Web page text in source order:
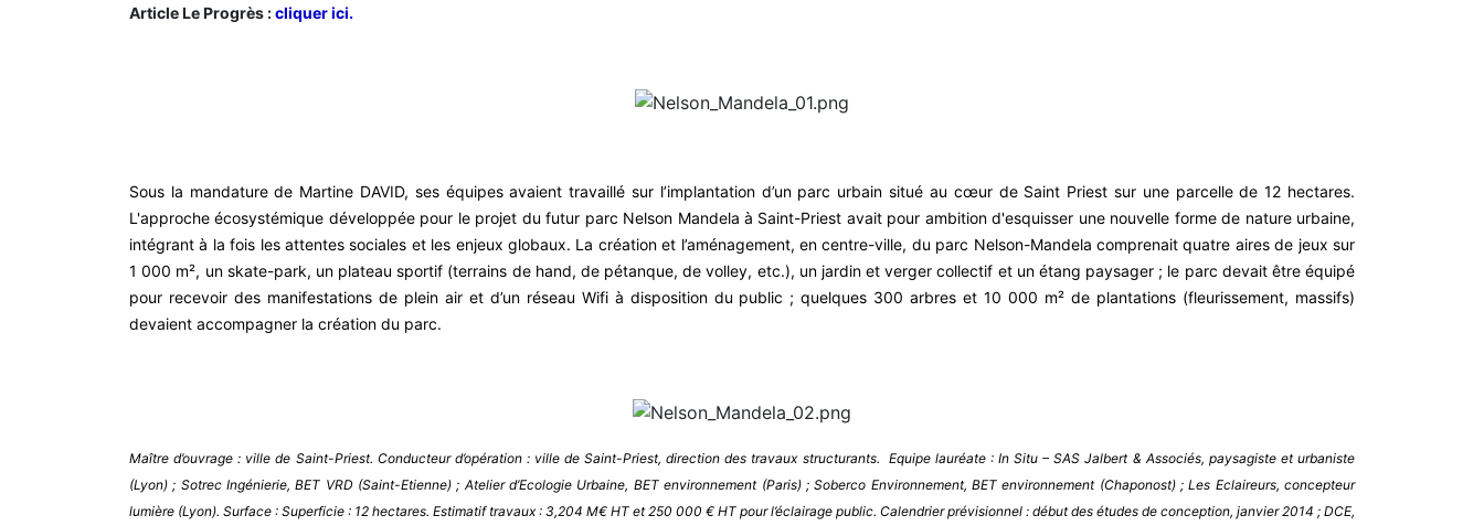
Article Le Progrès :cliquer ici.
Sous la mandature de Martine DAVID, ses équipes avaient travaillé sur l’implantation d’un parc urbain situé au cœur de Saint Priest sur une parcelle de 12 hectares.
L'approche écosystémique développée pour le projet du futur parc Nelson Mandela à Saint-Priest avait pour ambition d'esquisser une nouvelle forme de nature urbaine,
intégrant à la fois les attentes sociales et les enjeux globaux. La création et l’aménagement, en centre-ville, du parc Nelson-Mandela comprenait quatre aires de jeux sur
1 000 m², un skate-park, un plateau sportif (terrains de hand, de pétanque, de volley, etc.), un jardin et verger collectif et un étang paysager ; le parc devait être équipé
pour recevoir des manifestations de plein air et d’un réseau Wifi à disposition du public ; quelques 300 arbres et 10 000 m² de plantations (fleurissement, massifs)
devaient accompagner la création du parc.
Maître d’ouvrage : ville de Saint-Priest. Conducteur d’opération : ville de Saint-Priest, direction des travaux structurants. Equipe lauréate : In Situ – SAS Jalbert & Associés, paysagiste et urbaniste
(Lyon) ; Sotrec Ingénierie, BET VRD (Saint-Etienne) ; Atelier d’Ecologie Urbaine, BET environnement (Paris) ; Soberco Environnement, BET environnement (Chaponost) ; Les Eclaireurs, concepteur
lumière (Lyon). Surface : Superficie : 12 hectares. Estimatif travaux : 3,204 M€ HT et 250 000 € HT pour l’éclairage public. Calendrier prévisionnel : début des études de conception, janvier 2014 ; DCE,